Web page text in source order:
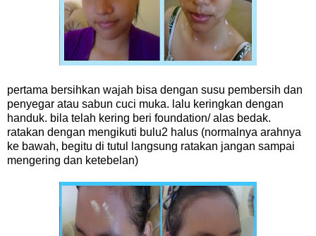
pertama bersihkan wajah bisa dengan susu pembersih dan
penyegar atau sabun cuci muka. lalu keringkan dengan
handuk. bila telah kering beri foundation/ alas bedak.
ratakan dengan mengikuti bulu2 halus (normalnya arahnya
ke bawah, begitu di tutul langsung ratakan jangan sampai
mengering dan ketebelan)